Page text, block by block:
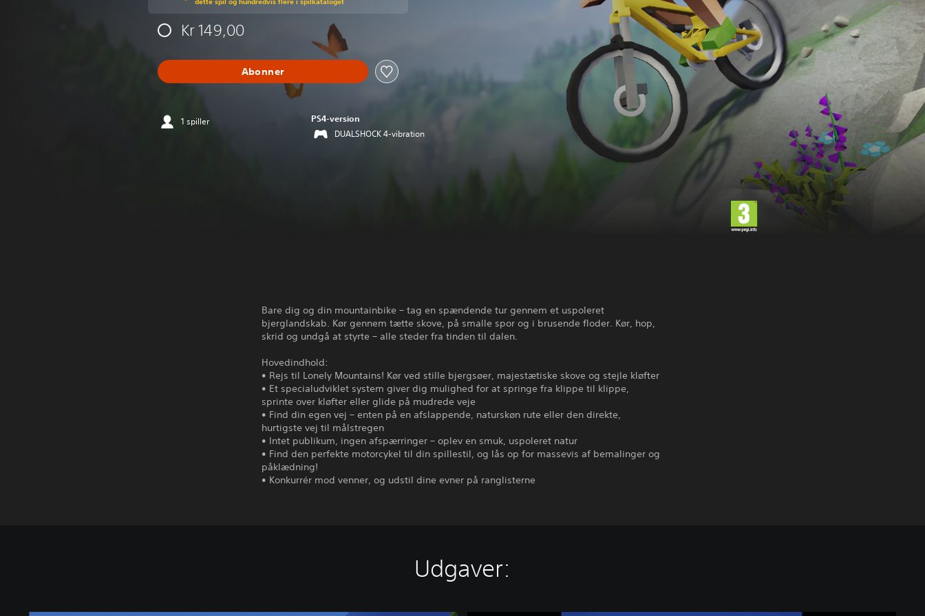
Kr 149,00
Abonner
1 spiller PS4-version
DUALSHOCK 4-vibration
Bare dig og din mountainbike – tag en spændende tur gennem et uspoleret
bjerglandskab. Kør gennem tætte skove, på smalle spor og i brusende floder. Kør, hop,
skrid og undgå at styrte – alle steder fra tinden til dalen.
Hovedindhold:
• Rejs til Lonely Mountains! Kør ved stille bjergsøer, majestætiske skove og stejle kløfter
• Et specialudviklet system giver dig mulighed for at springe fra klippe til klippe,
sprinte over kløfter eller glide på mudrede veje
• Find din egen vej – enten på en afslappende, naturskøn rute eller den direkte,
hurtigste vej til målstregen
• Intet publikum, ingen afspærringer – oplev en smuk, uspoleret natur
• Find den perfekte motorcykel til din spillestil, og lås op for massevis af bemalinger og
påklædning!
• Konkurrér mod venner, og udstil dine evner på ranglisterne
Udgaver: